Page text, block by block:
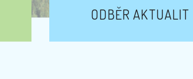
ODBĚR AKTUALIT